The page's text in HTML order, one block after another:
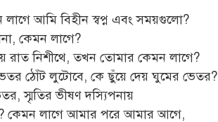
আমি বিহীন স্বপ্ন এবং সময়গুলো?
কেমন লাগে?
নিশীথে, তখন তোমার কেমন লাগে?
ঠোঁট লুটোবে, কে ছুঁয়ে দেয় ঘুমের ভেতর?
স্মৃতির ভীষণ দস্যিপনায়
কেমন লাগে আমার পরে আমার আগে,